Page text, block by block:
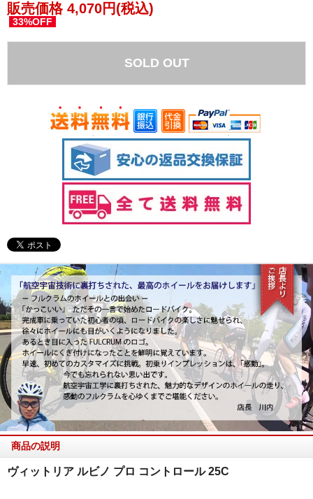
販売価格 4,070円(税込)
33%OFF
SOLD OUT
商品の説明
ヴィットリア ルビノ プロ コントロール 25C